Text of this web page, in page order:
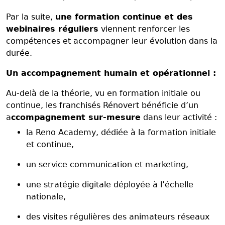
Par la suite, une formation continue et des
webinaires réguliers viennent renforcer les
compétences et accompagner leur évolution dans la
durée.
Un accompagnement humain et opérationnel :
Au-delà de la théorie, vu en formation initiale ou
continue, les franchisés Rénovert bénéficie d’un
accompagnement sur-mesure dans leur activité :
la Reno Academy, dédiée à la formation initiale
et continue,
un service communication et marketing,
une stratégie digitale déployée à l’échelle
nationale,
des visites régulières des animateurs réseaux